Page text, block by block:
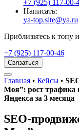
+7 (925) 117-00-
Написать:
ya-top.site@ya.ru
Приблизьтесь к топу
+7 (925) 117-00-46
Связаться
Главная • Кейсы •
Моя”: рост трафика
Яндекса за 3 месяца
SEO-